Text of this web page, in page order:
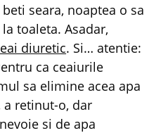
seara, noaptea o sa
toaleta. Asadar,
diuretic. Si… atentie:
ca ceaiurile
sa elimine acea apa
a retinut-o, dar
si de apa